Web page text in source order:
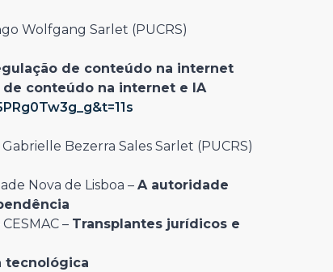
Wolfgang Sarlet (PUCRS)
de conteúdo na internet
de conteúdo na internet e IA
Gabrielle Bezerra Sales Sarlet (PUCRS)
Nova de Lisboa – A autoridade
– Transplantes jurídicos e
tecnológica